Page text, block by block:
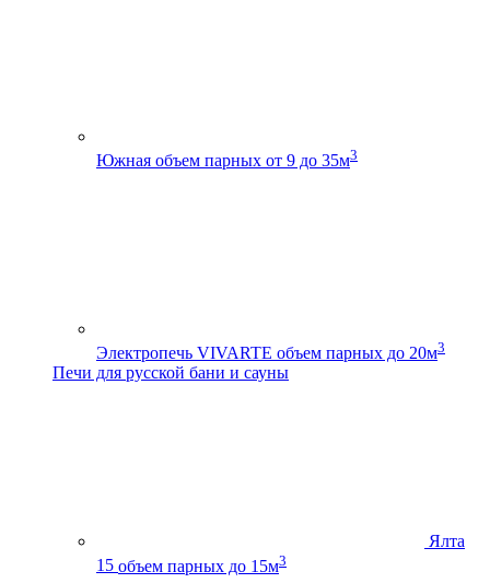
Южная объем парных от 9 до 35м3
Электропечь VIVARTE объем парных до 20м3
Печи для русской бани и сауны
Ялта
15 объем парных до 15м3